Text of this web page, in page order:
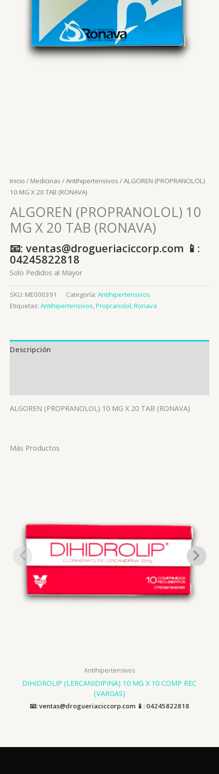
Inicio / Medicinas /Antihipertensivos / ALGOREN (PROPRANOLOL)
10 MG X 20 TAB (RONAVA)
ALGOREN (PROPRANOLOL) 10
MG X 20 TAB (RONAVA)
📧: ventas@drogueriaciccorp.com 📱:
04245822818
Solo Pedidos al Mayor
SKU: ME000391 Categoría: Antihipertensivos
Etiquetas: Antihipertensivos,Propranolol,Ronava
Descripción
ALGOREN (PROPRANOLOL) 10 MG X 20 TAB (RONAVA)
Más Productos
Antihipertensivos
DIHIDROLIP (LERCANIDIPINA) 10 MG X 10 COMP REC
(VARGAS)
📧: ventas@drogueriaciccorp.com 📱: 04245822818